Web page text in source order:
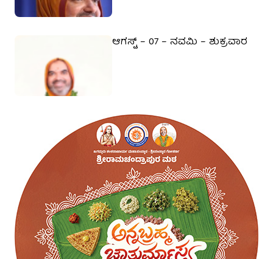
ಆಗಸ್ಟ್ – 07 – ನವಮಿ – ಶುಕ್ರವಾರ